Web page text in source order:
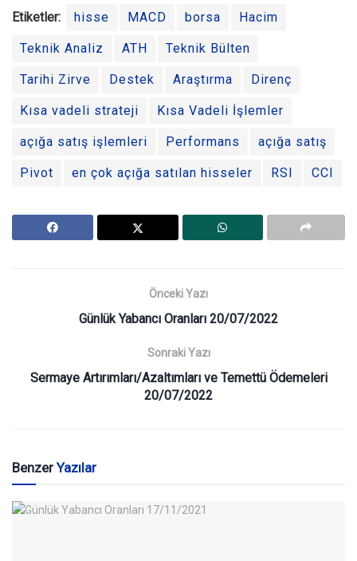
Etiketler: hisse MACD borsa Hacim
Teknik Analiz ATH Teknik Bülten
Tarihi Zirve Destek Araştırma Direnç
Kısa vadeli strateji Kısa Vadeli İşlemler
açığa satış işlemleri Performans açığa satış
Pivot en çok açığa satılan hisseler RSI CCI
Önceki Yazı
Günlük Yabancı Oranları 20/07/2022
Sonraki Yazı
Sermaye Artırımları/Azaltımları ve Temettü Ödemeleri
20/07/2022
BenzerYazılar